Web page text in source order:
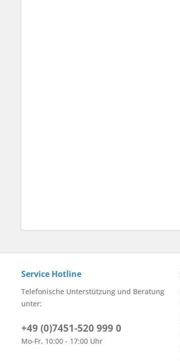
Service Hotline
Telefonische Unterstützung und Beratung
unter:
+49 (0)7451-520 999 0
Mo-Fr, 10:00 - 17:00 Uhr